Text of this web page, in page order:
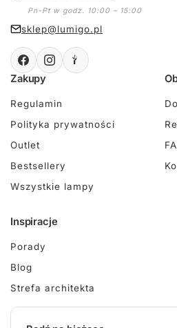
Pn-Pt w godz. 10:00 – 15:00
sklep@lumigo.pl
Zakupy
Regulamin
Polityka prywatności
Outlet
Bestsellery
Wszystkie lampy
Inspiracje
Porady
Blog
Strefa architekta